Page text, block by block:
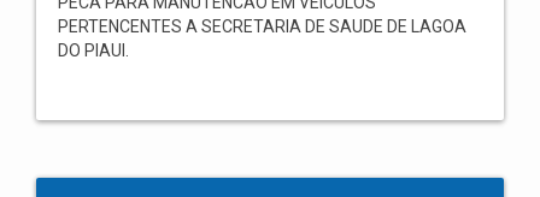
PERTENCENTES A SECRETARIA DE SAUDE DE LAGOA
DO PIAUI.